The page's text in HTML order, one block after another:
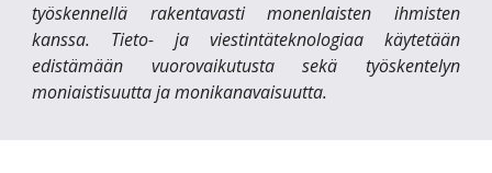
työskennellä rakentavasti monenlaisten ihmisten
kanssa. Tieto- ja viestintäteknologiaa käytetään
edistämään vuorovaikutusta sekä työskentelyn
moniaistisuutta ja monikanavaisuutta.